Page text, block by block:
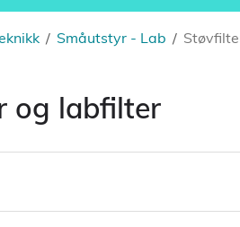
/ /
Småutstyr - Lab
og labfilter